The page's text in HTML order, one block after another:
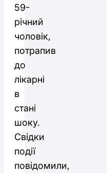
59-
річний
чоловік,
потрапив
до
лікарні
в
стані
шоку.
Свідки
події
повідомили,